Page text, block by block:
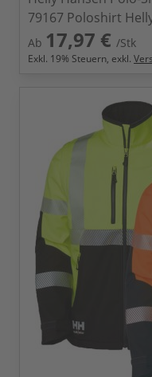
79167 Poloshirt
Ab 17,97 € /Stk
Exkl. 19% Steuern, exkl.